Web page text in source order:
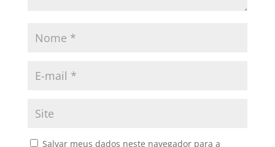
Salvar meus dados neste navegador para a